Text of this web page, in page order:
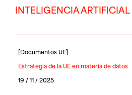
INTELIGENCIA ARTIFICIAL
[Documentos UE]
Estrategia de la UE en materia de datos
19 / 11 / 2025